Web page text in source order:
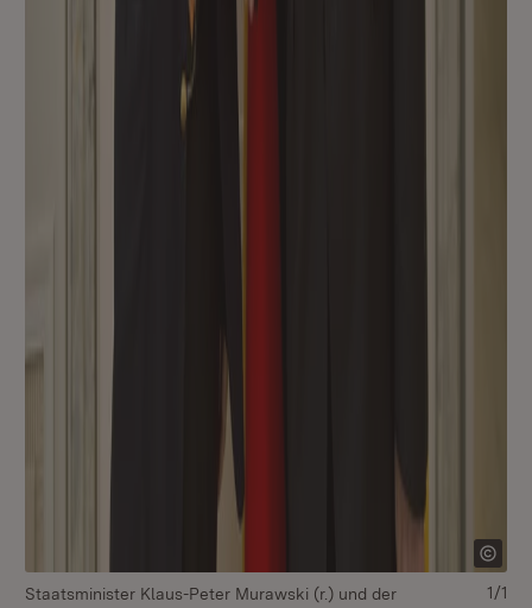
Staatsminister Klaus-Peter Murawski (r.) und der
1/1